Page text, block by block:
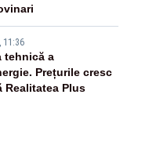
11:36
tehnică a
Prețurile cresc
Realitatea Plus